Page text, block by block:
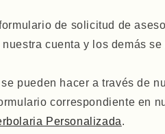
de solicitud de
cuenta y los demás se
pueden hacer a través de
correspondiente en
Personalizada.